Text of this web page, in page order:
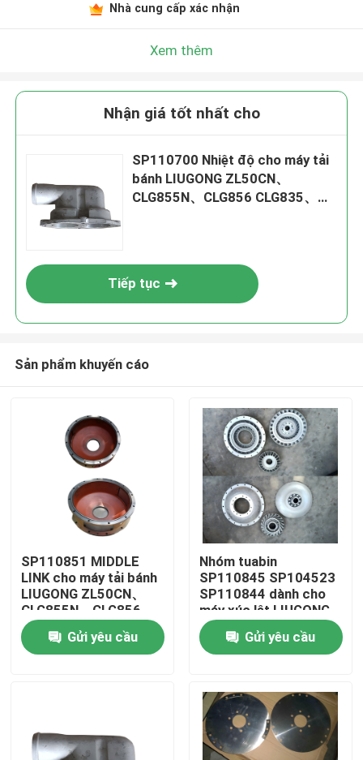
Trang chủ
Video
Nhà cung cấp xác nhận
Xem thêm
Nhận giá tốt nhất cho
SP110700 Nhiệt độ cho máy tải
bánh LIUGONG ZL50CN、
CLG855N、CLG856 CLG835、
Tiếp tục
Sản phẩm khuyến cáo
SP110851 MIDDLE
LINK cho máy tải bánh
LIUGONG ZL50CN、
CLG855N、CLG856、
CLG860H CLG870H、
CLG888Gửi yêu cầu
Nhóm tuabin
SP110845 SP104523
SP110844 dành cho
máy xúc lật LIUGONG
CLG835、CLG836、
ZL50CN ZL30E
CLG888、CLG890
Gửi yêu cầu